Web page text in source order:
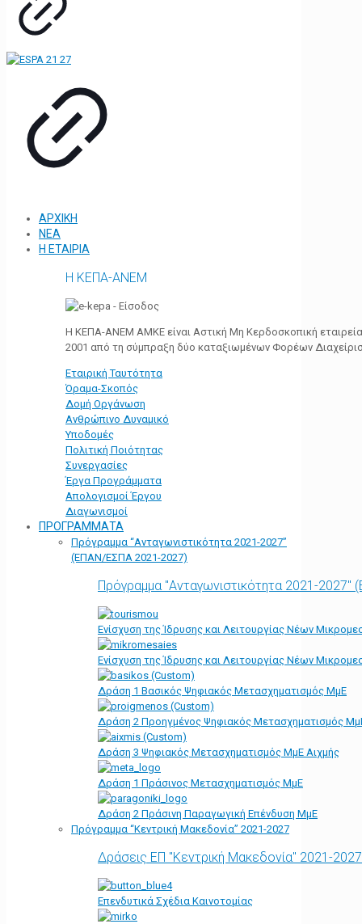
ΑΡΧΙΚΗ
ΝΕΑ
Η ΕΤΑΙΡΙΑ
Η ΚΕΠΑ-ΑΝΕΜ
Η ΚΕΠΑ-ΑΝΕΜ ΑΜΚΕ είναι Αστική Μη Κερδοσκοπική
2001 από τη σύμπραξη δύο καταξιωμένων Φορέων
Εταιρική Ταυτότητα
Όραμα-Σκοπός
Δομή Οργάνωση
Ανθρώπινο Δυναμικό
Υποδομές
Πολιτική Ποιότητας
Συνεργασίες
Έργα Προγράμματα
Απολογισμοί Έργου
Διαγωνισμοί
ΠΡΟΓΡΑΜΜΑΤΑ
Πρόγραμμα “Ανταγωνιστικότητα 2021-2027”
(ΕΠΑΝ/ΕΣΠΑ 2021-2027)
Πρόγραμμα "Ανταγωνιστικότητα 2021-
Ενίσχυση της Ίδρυσης και Λειτουργίας Νέων
Ενίσχυση της Ίδρυσης και Λειτουργίας Νέων
Δράση 1 Βασικός Ψηφιακός Μετασχηματισμός ΜμΕ
Δράση 2 Προηγμένος Ψηφιακός Μετασχηματισμός
Δράση 3 Ψηφιακός Μετασχηματισμός ΜμΕ Αιχμής
Δράση 1 Πράσινος Μετασχηματισμός ΜμΕ
Δράση 2 Πράσινη Παραγωγική Επένδυση ΜμΕ
Πρόγραμμα “Κεντρική Μακεδονία” 2021-2027
Δράσεις ΕΠ "Κεντρική Μακεδονία" 2021-2027
Επενδυτικά Σχέδια Καινοτομίας